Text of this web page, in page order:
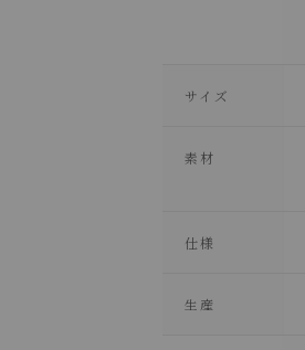
サイズ
素材
仕様
生産